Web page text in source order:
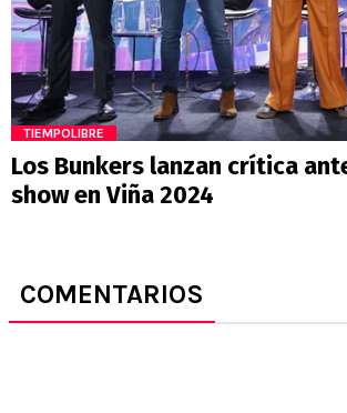
TIEMPOLIBRE
Los Bunkers lanzan crítica
show en Viña 2024
COMENTARIOS